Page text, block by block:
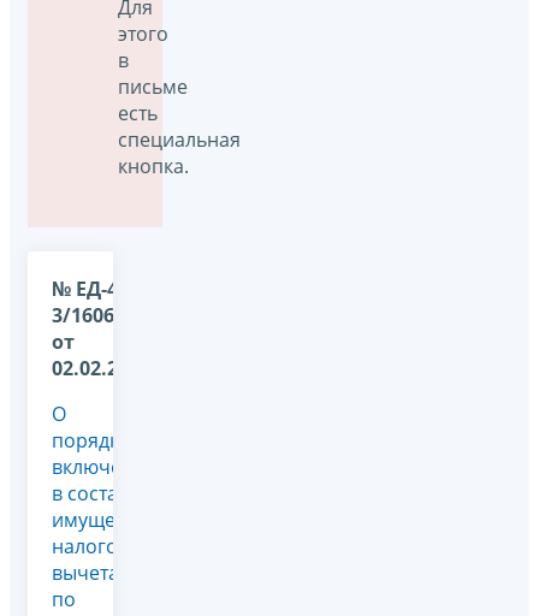
Для
этого
в
письме
есть
специальная
кнопка.
№ ЕД-4-
3/1606@
от
02.02.2012
О
порядке
включения
в состав
имущественного
налогового
вычета
по